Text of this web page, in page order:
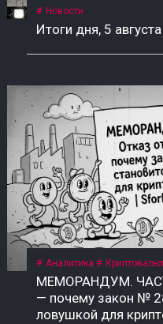
Новости
Итоги дня, 5 августа
Аналитика
МЕМОРАНДУМ.
— почему закон №
ловушкой для